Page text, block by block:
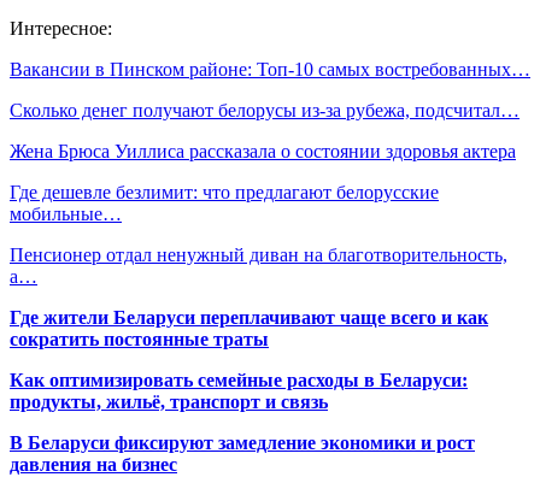
Интересное:
Вакансии в Пинском районе: Топ-10 самых востребованных…
Сколько денег получают белорусы из-за рубежа, подсчитал…
Жена Брюса Уиллиса рассказала о состоянии здоровья актера
Где дешевле безлимит: что предлагают белорусские
мобильные…
Пенсионер отдал ненужный диван на благотворительность,
а…
Где жители Беларуси переплачивают чаще всего и как
сократить постоянные траты
Как оптимизировать семейные расходы в Беларуси:
продукты, жильё, транспорт и связь
В Беларуси фиксируют замедление экономики и рост
давления на бизнес